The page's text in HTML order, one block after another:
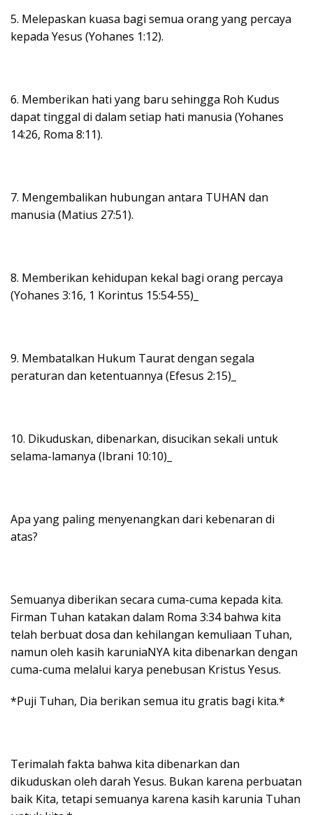
5. Melepaskan kuasa bagi semua orang yang percaya
kepada Yesus (Yohanes 1:12).
6. Memberikan hati yang baru sehingga Roh Kudus
dapat tinggal di dalam setiap hati manusia (Yohanes
14:26, Roma 8:11).
7. Mengembalikan hubungan antara TUHAN dan
manusia (Matius 27:51).
8. Memberikan kehidupan kekal bagi orang percaya
(Yohanes 3:16, 1 Korintus 15:54-55)_
9. Membatalkan Hukum Taurat dengan segala
peraturan dan ketentuannya (Efesus 2:15)_
10. Dikuduskan, dibenarkan, disucikan sekali untuk
selama-lamanya (Ibrani 10:10)_
Apa yang paling menyenangkan dari kebenaran di
atas?
Semuanya diberikan secara cuma-cuma kepada kita.
Firman Tuhan katakan dalam Roma 3:34 bahwa kita
telah berbuat dosa dan kehilangan kemuliaan Tuhan,
namun oleh kasih karuniaNYA kita dibenarkan dengan
cuma-cuma melalui karya penebusan Kristus Yesus.
*Puji Tuhan, Dia berikan semua itu gratis bagi kita.*
Terimalah fakta bahwa kita dibenarkan dan
dikuduskan oleh darah Yesus. Bukan karena perbuatan
baik Kita, tetapi semuanya karena kasih karunia Tuhan